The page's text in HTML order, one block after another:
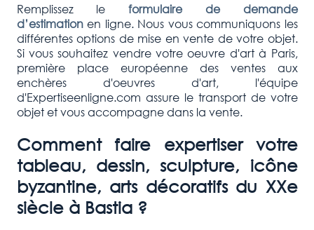
Remplissez le formulaire de demande
d’estimation en ligne. Nous vous communiquons les
différentes options de mise en vente de votre objet.
Si vous souhaitez vendre votre oeuvre d'art à Paris,
première place européenne des ventes aux
enchères d'oeuvres d'art, l'équipe
d'Expertiseenligne.com assure le transport de votre
objet et vous accompagne dans la vente.
Comment faire expertiser votre
tableau, dessin, sculpture, icône
byzantine, arts décoratifs du XXe
siècle à Bastia ?